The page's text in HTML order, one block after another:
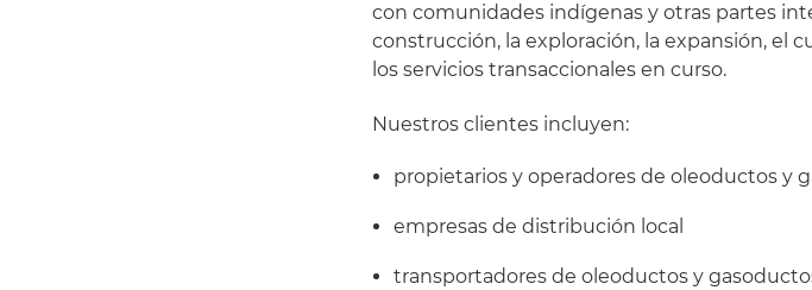
con comunidades indígenas y otras partes
construcción, la exploración, la expansión, el
los servicios transaccionales en curso.
Nuestros clientes incluyen:
propietarios y operadores de oleoductos y
empresas de distribución local
transportadores de oleoductos y